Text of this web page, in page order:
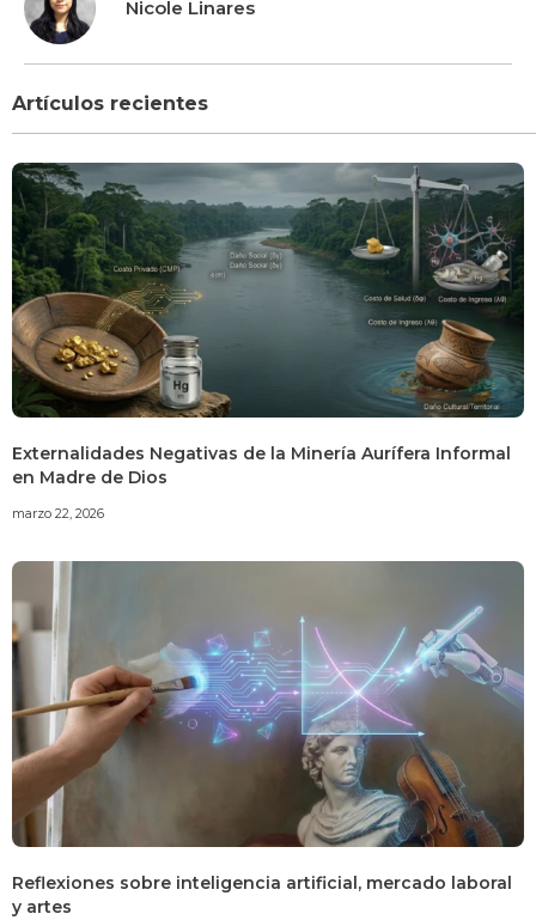
Nicole Linares
Artículos recientes
Externalidades Negativas de la Minería Aurífera Informal
en Madre de Dios
marzo 22, 2026
Reflexiones sobre inteligencia artificial, mercado laboral
y artes